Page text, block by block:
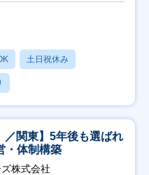
土日祝休み
／関東】5年後も選ばれ
・体制構築
株式会社